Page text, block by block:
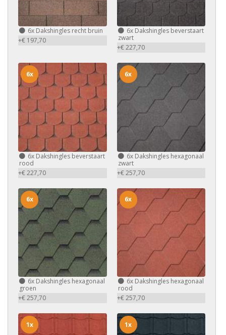
6x Dakshingles recht bruin
+€ 197,70
6xDakshingles beverstaart
zwart
+€ 227,70
6x Dakshingles beverstaart
rood
+€ 227,70
6x
6xDakshingles hexagonaal
zwart
+€ 257,70
6x
6x Dakshingles hexagonaal
groen
+€ 257,70
6x
6xDakshingles hexagonaal
rood
+€ 257,70
6x
1x 1x